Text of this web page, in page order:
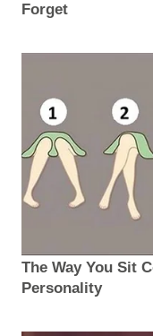
Forget
The Way You Sit
Personality